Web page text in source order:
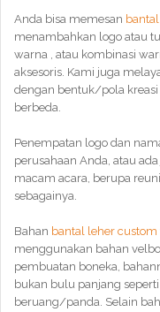
Anda bisa memesan
menambahkan logo atau
warna , atau kombinasi
aksesoris. Kami juga
dengan bentuk/pola
berbeda.
Penempatan logo dan
perusahaan Anda, atau
macam acara, berupa
sebagainya.
Bahan bantal leher custom
menggunakan bahan
pembuatan boneka,
bukan bulu panjang
beruang/panda. Selain